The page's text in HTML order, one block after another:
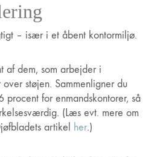
– især i et åbent kontormiljø.
af dem, som arbejder i
støjen. Sammenligner du
procent for enmandskontorer, så
(Læs evt. mere om
artikel her.)